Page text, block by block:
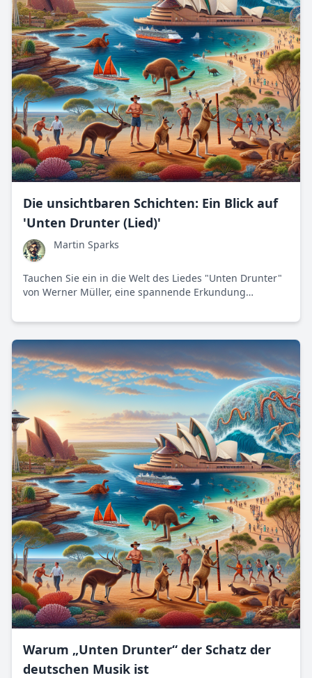
Die unsichtbaren Schichten: Ein Blick auf
'Unten Drunter (Lied)'
Martin Sparks
Tauchen Sie ein in die Welt des Liedes "Unten Drunter"
von Werner Müller, eine spannende Erkundung
Entdecken Sie, warum dieses Meisterwerk aus den 70er-
Warum „Unten Drunter“ der Schatz der
deutschen Musik ist